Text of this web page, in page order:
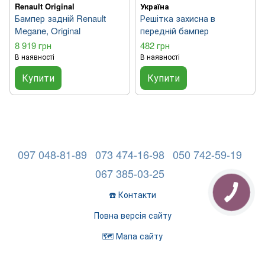
Renault Original
Бампер задній Renault
Megane, Original
8 919 грн
В наявності
Купити
Україна
Решітка захисна в
передній бампер
482 грн
В наявності
Купити
097 048-81-89 073 474-16-98 050 742-59-19
067 385-03-25
☎️ Контакти
Повна версія сайту
🗺️ Мапа сайту